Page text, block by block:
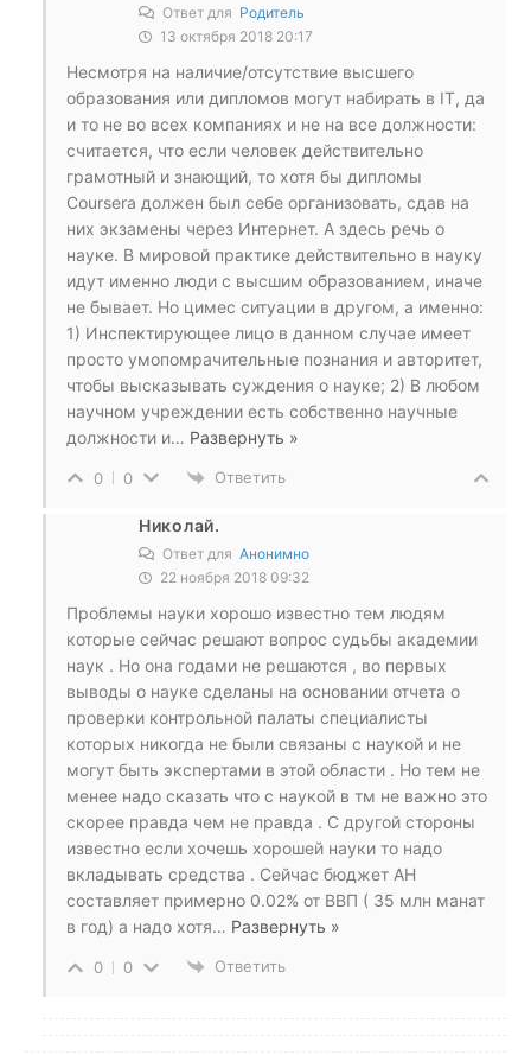
Ответ для Родитель
13 октября 2018 20:17
Несмотря на наличие/отсутствие высшего
образования или дипломов могут набирать в IT, да
и то не во всех компаниях и не на все должности:
считается, что если человек действительно
грамотный и знающий, то хотя бы дипломы
Coursera должен был себе организовать, сдав на
них экзамены через Интернет. А здесь речь о
науке. В мировой практике действительно в науку
идут именно люди с высшим образованием, иначе
не бывает. Но цимес ситуации в другом, а именно:
1) Инспектирующее лицо в данном случае имеет
просто умопомрачительные познания и авторитет,
чтобы высказывать суждения о науке; 2) В любом
научном учреждении есть собственно научные
должности и… Развернуть »
0 0 Ответить
Николай.
Ответ для Анонимно
22 ноября 2018 09:32
Проблемы науки хорошо известно тем людям
которые сейчас решают вопрос судьбы академии
наук . Но она годами не решаются , во первых
выводы о науке сделаны на основании отчета о
проверки контрольной палаты специалисты
которых никогда не были связаны с наукой и не
могут быть экспертами в этой области . Но тем не
менее надо сказать что с наукой в тм не важно это
скорее правда чем не правда . С другой стороны
известно если хочешь хорошей науки то надо
вкладывать средства . Сейчас бюджет АН
составляет примерно 0.02% от ВВП ( 35 млн манат
в год) а надо хотя… Развернуть »
0 0 Ответить